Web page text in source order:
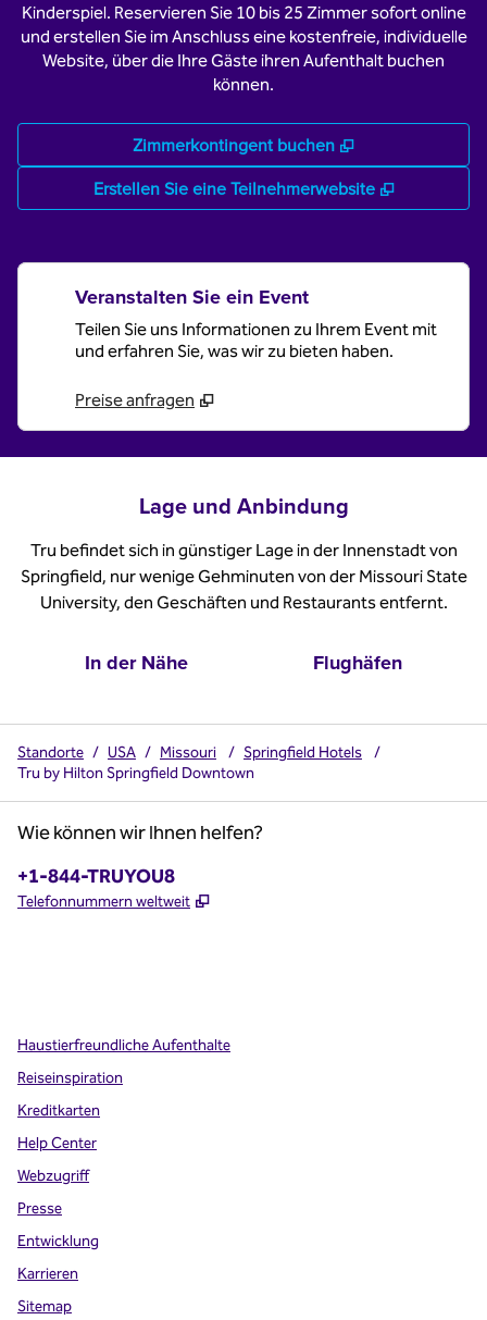
Kinderspiel. Reservieren Sie 10 bis 25 Zimmer sofort online
und erstellen Sie im Anschluss eine kostenfreie, individuelle
Website, über die Ihre Gäste ihren Aufenthalt buchen
können.
Zimmerkontingent buchen ,
Erstellen Sie eine Teilnehmerwebsite
,
Veranstalten Sie ein Event
Teilen Sie uns Informationen zu Ihrem Event mit
und erfahren Sie, was wir zu bieten haben.
Preise anfragen
Lage und Anbindung
Tru befindet sich in günstiger Lage in der Innenstadt von
Springfield, nur wenige Gehminuten von der Missouri State
University, den Geschäften und Restaurants entfernt.
In der Nähe Flughäfen
Standorte / USA / Missouri / Springfield Hotels
/
Tru by Hilton Springfield Downtown
Wie können wir Ihnen helfen?
Telefon:
+1-844-TRUYOU8
Telefonnummern weltweit ,
Haustierfreundliche Aufenthalte
Reiseinspiration
Kreditkarten
Help Center
Webzugriff
Presse
Entwicklung
Karrieren
Sitemap